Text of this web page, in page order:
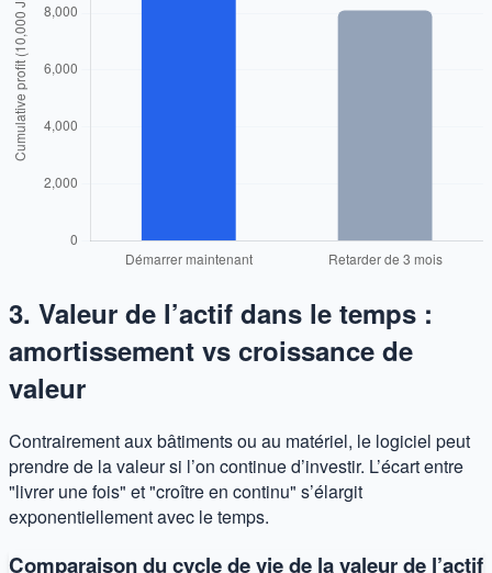
3. Valeur de l’actif dans le temps :
amortissement vs croissance de
valeur
Contrairement aux bâtiments ou au matériel, le logiciel peut
prendre de la valeur si l’on continue d’investir. L’écart entre
"livrer une fois" et "croître en continu" s’élargit
exponentiellement avec le temps.
Comparaison du cycle de vie de la valeur de l’actif